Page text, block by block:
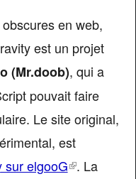
en web,
est un projet
(Mr.doob), qui a
pouvait faire
Le site original,
est
sur elgooG(link
. La